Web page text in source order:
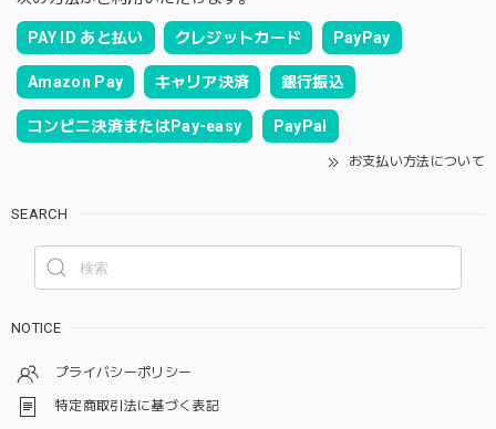
PAY ID あと払い クレジットカード PayPay
Amazon Pay キャリア決済 銀行振込
コンビニ決済またはPay-easy PayPal
お支払い方法について
SEARCH
NOTICE
プライバシーポリシー
特定商取引法に基づく表記